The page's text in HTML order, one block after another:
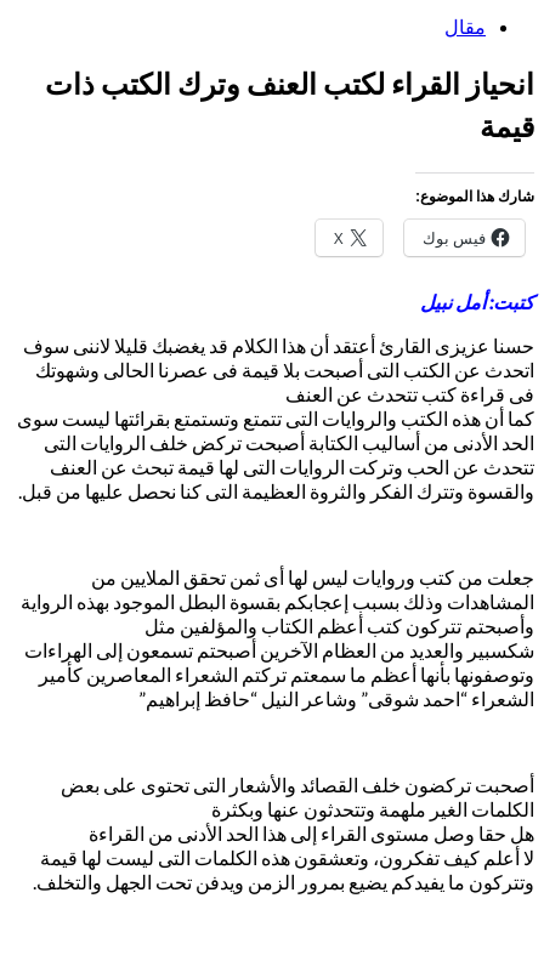
مقال
انحياز القراء لكتب العنف وترك الكتب ذات
قيمة
شارك هذا الموضوع:
فيس بوك X
كتبت: أمل نبيل
حسنا عزيزى القارئ أعتقد أن هذا الكلام قد يغضبك قليلا لاننى سوف
اتحدث عن الكتب التى أصبحت بلا قيمة فى عصرنا الحالى وشهوتك
فى قراءة كتب تتحدث عن العنف
كما أن هذه الكتب والروايات التى تتمتع وتستمتع بقرائتها ليست سوى
الحد الأدنى من أساليب الكتابة أصبحت تركض خلف الروايات التى
تتحدث عن الحب وتركت الروايات التى لها قيمة تبحث عن العنف
والقسوة وتترك الفكر والثروة العظيمة التى كنا نحصل عليها من قبل.
جعلت من كتب وروايات ليس لها أى ثمن تحقق الملايين من
المشاهدات وذلك بسبب إعجابكم بقسوة البطل الموجود بهذه الرواية
وأصبحتم تتركون كتب أعظم الكتاب والمؤلفين مثل
شكسبير والعديد من العظام الآخرين أصبحتم تسمعون إلى الهراءات
وتوصفونها بأنها أعظم ما سمعتم تركتم الشعراء المعاصرين كأمير
الشعراء “احمد شوقى” وشاعر النيل “حافظ إبراهيم”
أصحبت تركضون خلف القصائد والأشعار التى تحتوى على بعض
الكلمات الغير ملهمة وتتحدثون عنها وبكثرة
هل حقا وصل مستوى القراء إلى هذا الحد الأدنى من القراءة
لا أعلم كيف تفكرون، وتعشقون هذه الكلمات التى ليست لها قيمة
وتتركون ما يفيدكم يضيع بمرور الزمن ويدفن تحت الجهل والتخلف.